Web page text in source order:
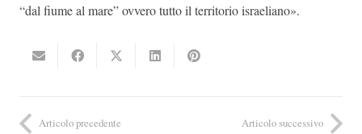
“dal fiume al mare” ovvero tutto il territorio israeliano».
Articolo precedente Articolo successivo